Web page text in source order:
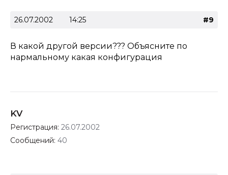
26.07.2002 14:25 #9
В какой другой версии??? Объясните по
нармальному какая конфигурация
KV
Регистрация: 26.07.2002
Сообщений: 40